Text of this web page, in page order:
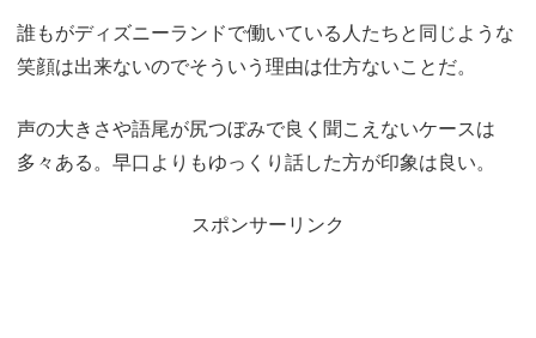
誰もがディズニーランドで働いている人たちと同じような
笑顔は出来ないのでそういう理由は仕方ないことだ。
声の大きさや語尾が尻つぼみで良く聞こえないケースは
多々ある。早口よりもゆっくり話した方が印象は良い。
スポンサーリンク